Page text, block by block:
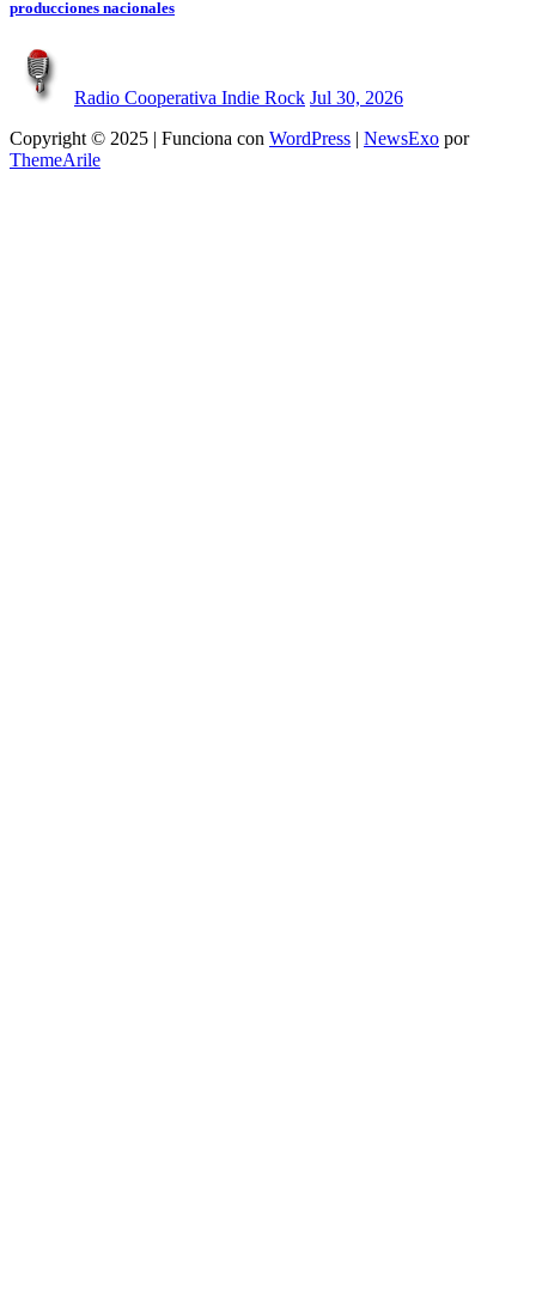
producciones nacionales
Radio Cooperativa Indie Rock Jul 30, 2026
Copyright © 2025 | Funciona con WordPress | NewsExo por
ThemeArile